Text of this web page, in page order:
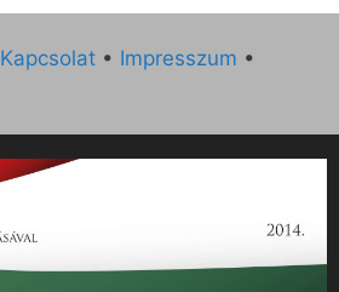
Kapcsolat • Impresszum •